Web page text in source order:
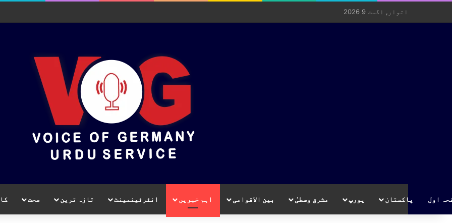
اتوار, اگست 9 2026
اول پاکستان یورپ مشرق وسطیٰ بین الاقوامی اہم خبریں انٹرٹینمینٹ تازہ ترین صحت